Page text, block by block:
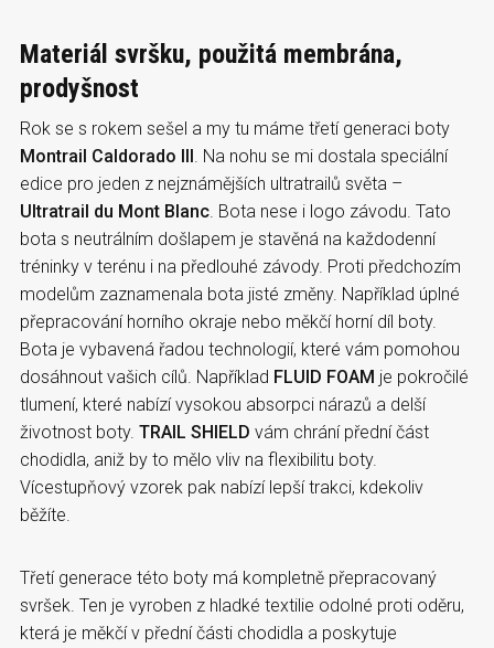
Materiál svršku, použitá membrána,
prodyšnost
Rok se s rokem sešel a my tu máme třetí generaci boty
Montrail Caldorado III . Na nohu se mi dostala speciální
edice pro jeden z nejznámějších ultratrailů světa –
Ultratrail du Mont Blanc . Bota nese i logo závodu. Tato
bota s neutrálním došlapem je stavěná na každodenní
tréninky v terénu i na předlouhé závody. Proti předchozím
modelům zaznamenala bota jisté změny. Například úplné
přepracování horního okraje nebo měkčí horní díl boty.
Bota je vybavená řadou technologií, které vám pomohou
dosáhnout vašich cílů. Například FLUID FOAM je pokročilé
tlumení, které nabízí vysokou absorpci nárazů a delší
životnost boty. TRAIL SHIELD vám chrání přední část
chodidla, aniž by to mělo vliv na flexibilitu boty.
Vícestupňový vzorek pak nabízí lepší trakci, kdekoliv
běžíte.
Třetí generace této boty má kompletně přepracovaný
svršek. Ten je vyroben z hladké textilie odolné proti oděru,
která je měkčí v přední části chodidla a poskytuje